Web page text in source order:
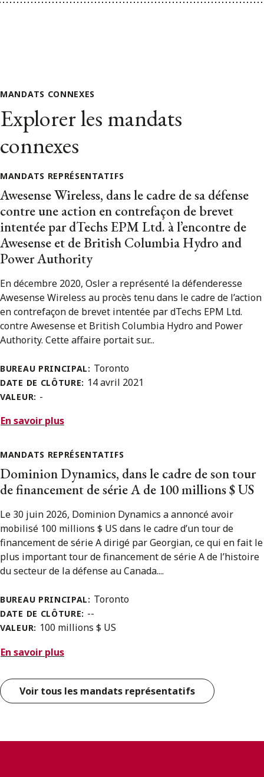
MANDATS CONNEXES
Explorer les mandats
connexes
MANDATS REPRÉSENTATIFS
Awesense Wireless, dans le cadre de sa défense
contre une action en contrefaçon de brevet
intentée par dTechs EPM Ltd. à l’encontre de
Awesense et de British Columbia Hydro and
Power Authority
En décembre 2020, Osler a représenté la défenderesse
Awesense Wireless au procès tenu dans le cadre de l’action
en contrefaçon de brevet intentée par dTechs EPM Ltd.
contre Awesense et British Columbia Hydro and Power
Authority. Cette affaire portait sur...
BUREAU PRINCIPAL: Toronto
DATE DE CLÔTURE: 14 avril 2021
VALEUR: -
En savoir plus
MANDATS REPRÉSENTATIFS
Dominion Dynamics, dans le cadre de son tour
de financement de série A de 100 millions $ US
Le 30 juin 2026, Dominion Dynamics a annoncé avoir
mobilisé 100 millions $ US dans le cadre d’un tour de
financement de série A dirigé par Georgian, ce qui en fait le
plus important tour de financement de série A de l’histoire
du secteur de la défense au Canada....
BUREAU PRINCIPAL: Toronto
DATE DE CLÔTURE: --
VALEUR: 100 millions $ US
En savoir plus
Voir tous les mandats représentatifs